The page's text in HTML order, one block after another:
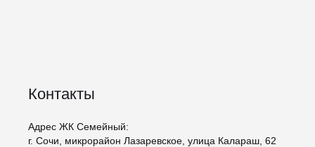
Контакты
Адрес ЖК Семейный:
г. Сочи, микрорайон Лазаревское, улица Калараш, 62